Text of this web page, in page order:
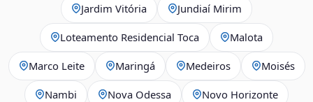
Jardim Vitória Jundiaí Mirim
Loteamento Residencial Toca Malota
Marco Leite Maringá Medeiros Moisés
Nambi Nova Odessa Novo Horizonte